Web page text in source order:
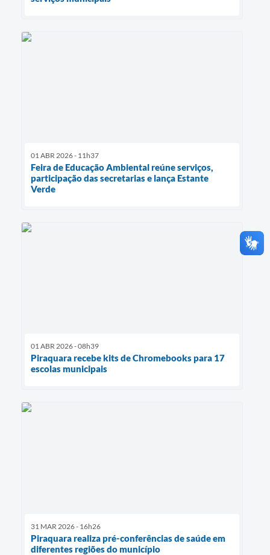
01 ABR 2026 - 11h37
Feira de Educação Ambiental reúne serviços,
participação das secretarias e lança Estante
Verde
01 ABR 2026 - 08h39
Piraquara recebe kits de Chromebooks para 17
escolas municipais
31 MAR 2026 - 16h26
Piraquara realiza pré-conferências de saúde em
diferentes regiões do município